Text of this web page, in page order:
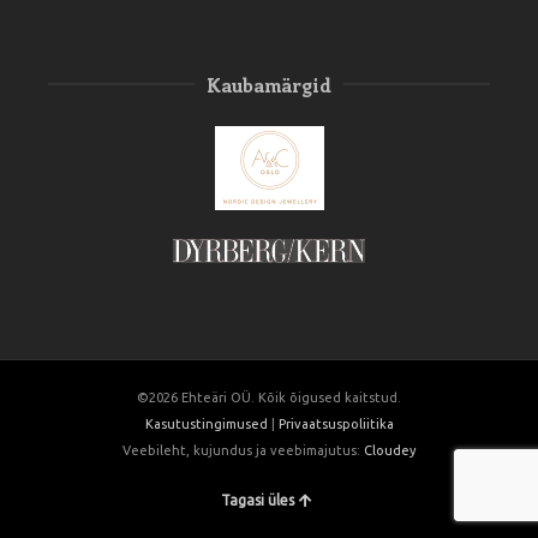
Kaubamärgid
©2026 Ehteäri OÜ. Kõik õigused kaitstud.
Kasutustingimused
Privaatsuspoliitika
Veebileht, kujundus ja veebimajutus: Cloudey
Tagasi üles